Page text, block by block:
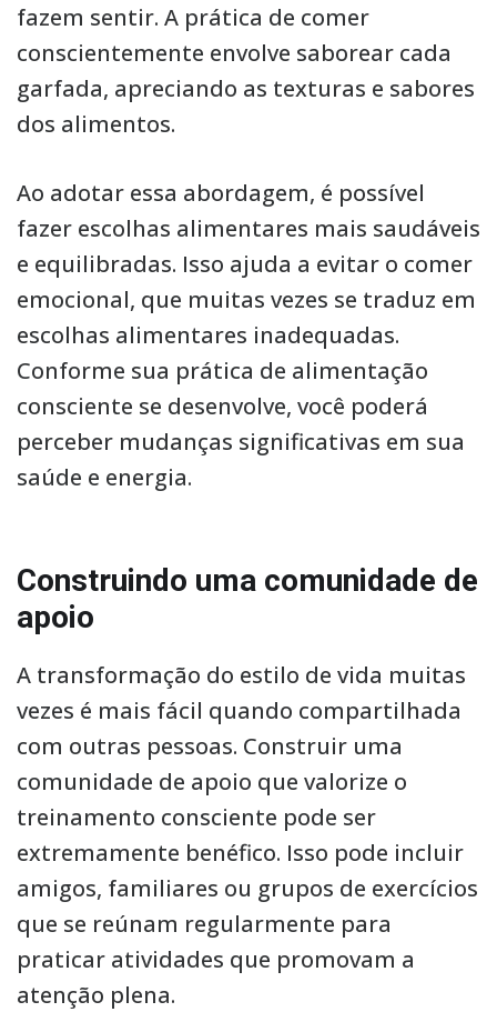
fazem sentir. A prática de comer
conscientemente envolve saborear cada
garfada, apreciando as texturas e sabores
dos alimentos.
Ao adotar essa abordagem, é possível
fazer escolhas alimentares mais saudáveis
e equilibradas. Isso ajuda a evitar o comer
emocional, que muitas vezes se traduz em
escolhas alimentares inadequadas.
Conforme sua prática de alimentação
consciente se desenvolve, você poderá
perceber mudanças significativas em sua
saúde e energia.
Construindo uma comunidade de
apoio
A transformação do estilo de vida muitas
vezes é mais fácil quando compartilhada
com outras pessoas. Construir uma
comunidade de apoio que valorize o
treinamento consciente pode ser
extremamente benéfico. Isso pode incluir
amigos, familiares ou grupos de exercícios
que se reúnam regularmente para
praticar atividades que promovam a
atenção plena.